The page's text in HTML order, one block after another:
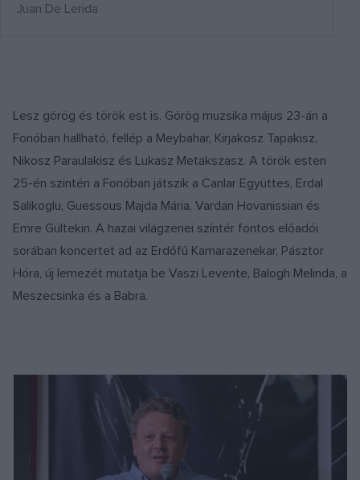
Juan De Lerida
Lesz görög és török est is. Görög muzsika május 23-án a
Fonóban hallható, fellép a Meybahar, Kirjakosz Tapakisz,
Nikosz Paraulakisz és Lukasz Metakszasz. A török esten
25-én szintén a Fonóban játszik a Canlar Együttes, Erdal
Salikoglu, Guessous Majda Mária, Vardan Hovanissian és
Emre Gültekin. A hazai világzenei színtér fontos előadói
sorában koncertet ad az Erdőfű Kamarazenekar, Pásztor
Hóra, új lemezét mutatja be Vaszi Levente, Balogh Melinda, a
Meszecsinka és a Babra.